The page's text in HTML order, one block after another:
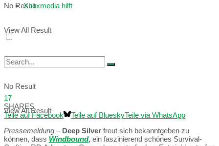
No Result
View All Result
Xboxmedia hilft
No Result
View All Result
17
SHARES
Teile auf Facebook
Teile auf BlueskyTeile via WhatsApp
Pressemeldung – Deep Silver freut sich bekanntgeben zu
können, dass Windbound, ein faszinierend schönes Survival-